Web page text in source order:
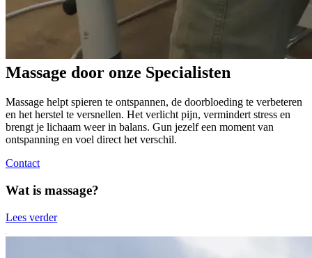
Massage door onze Specialisten
Massage helpt spieren te ontspannen, de doorbloeding te verbeteren
en het herstel te versnellen. Het verlicht pijn, vermindert stress en
brengt je lichaam weer in balans. Gun jezelf een moment van
ontspanning en voel direct het verschil.
Contact
Wat is massage?
Lees verder